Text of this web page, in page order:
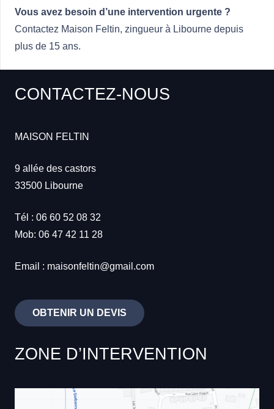
Vous avez besoin d’une intervention urgente ?
Contactez Maison Feltin, zingueur à Libourne depuis
plus de 15 ans.
CONTACTEZ-NOUS
MAISON FELTIN
9 allée des castors
33500 Libourne
Tél : 06 60 52 08 32
Mob: 06 47 42 11 28
Email : maisonfeltin@gmail.com
OBTENIR UN DEVIS
ZONE D’INTERVENTION